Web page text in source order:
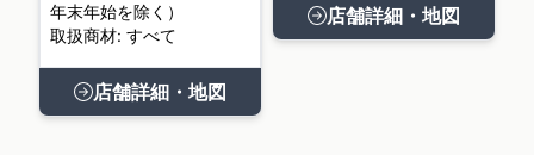
年末年始を除く）
取扱商材: すべて
店舗詳細・地図
店舗詳細・地図